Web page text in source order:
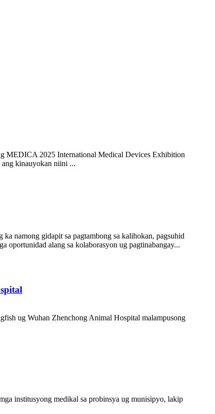
MEDICA 2025 International Medical Devices Exhibition
kinauyokan niini ...
namong gidapit sa pagtambong sa kalihokan, pagsuhid
oportunidad alang sa kolaborasyon ug pagtinabangay...
ug Wuhan Zhenchong Animal Hospital malampusong
institusyong medikal sa probinsya ug munisipyo, lakip